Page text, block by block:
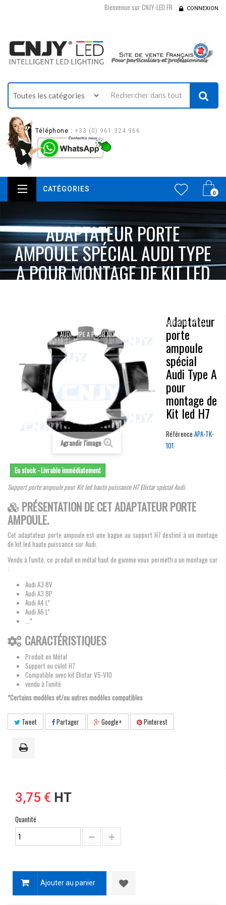
Bienvenue sur CNJY-LED.FR CONNEXION
Téléphone : +33 (0) 961 324 966
0
CATÉGORIES
ADAPTATEUR PORTE
AMPOULE SPÉCIAL AUDI TYPE
A POUR MONTAGE DE KIT LED
ADAPTATEUR PORTE AMPOULE SPÉCIAL
AUDI TYPE A POUR MONTAGE DE KIT LED H7
Agrandir l'image
Adaptateur
porte
ampoule
spécial
Audi Type A
pour
montage de
Kit led H7
Référence APA-TK-
101
En stock - Livrable immédiatement
Support porte ampoule pour Kit led haute puissance H7 Elistar spécial Audi.
PRÉSENTATION DE CET ADAPTATEUR PORTE
AMPOULE.
Cet adaptateur porte ampoule est une bague au support H7 destiné à un montage
de kit led haute puissance sur Audi.
Vendu à l'unité, ce produit en métal haut de gamme vous permettra un montage sur
:
Audi A3 8V
Audi A3 8P
Audi A4 L*
Audi A6 L*
...*
CARACTÉRISTIQUES
Produit en Métal
Support au culot H7
Compatible avec kit Elistar V5-V10
vendu à l'unité
*Certains modèles et/ou autres modèles compatibles
Tweet Partager Google+ Pinterest
3,75 € HT
Quantité
Ajouter au panier